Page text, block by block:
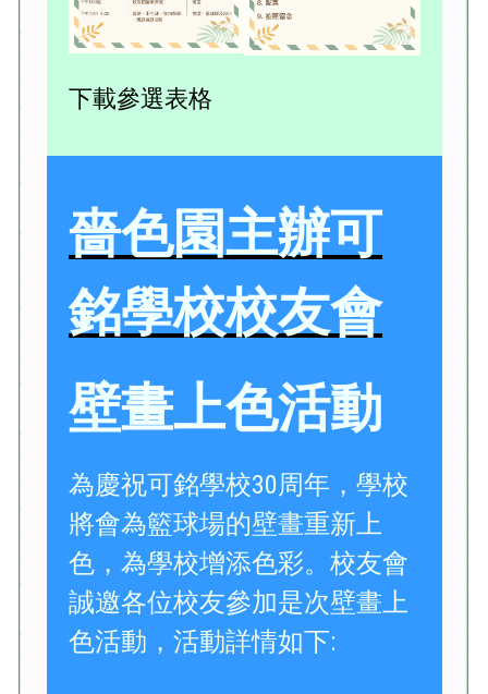
下載參選表格
嗇色園主辦可
銘學校校友會
壁畫上色活動
為慶祝可銘學校30周年，學校
將會為籃球場的壁畫重新上
色，為學校增添色彩。校友會
誠邀各位校友參加是次壁畫上
色活動，活動詳情如下: